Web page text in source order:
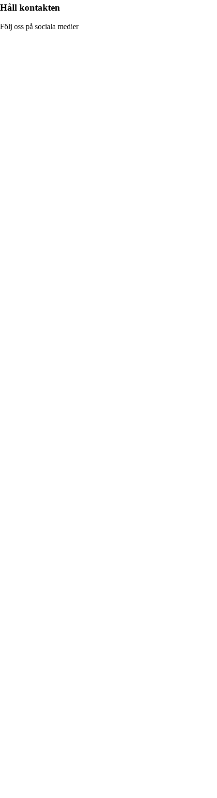
Håll kontakten
Följ oss på sociala medier